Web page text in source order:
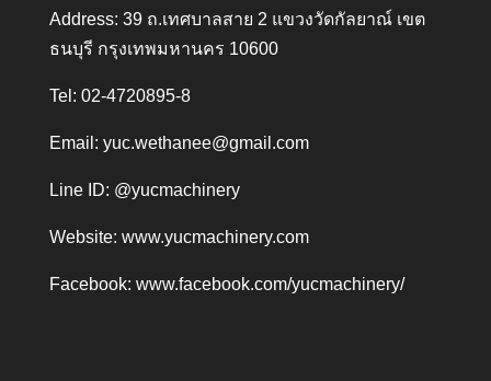
Address: 39 ถ.เทศบาลสาย 2 แขวงวัดกัลยาณ์ เขต
ธนบุรี กรุงเทพมหานคร 10600
Tel: 02-4720895-8
Email: yuc.wethanee@gmail.com
Line ID: @yucmachinery
Website: www.yucmachinery.com
Facebook: www.facebook.com/yucmachinery/